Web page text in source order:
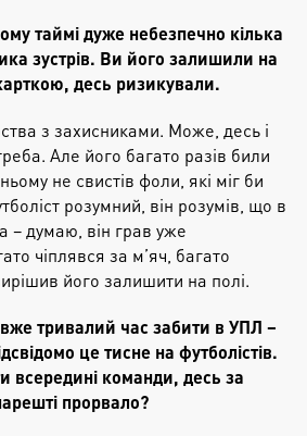
таймі дуже небезпечно кілька
зустрів. Ви його залишили на
десь ризикували.
з захисниками. Може, десь і
Але його багато разів били
не свистів фоли, які міг би
розумний, він розумів, що в
– думаю, він грав уже
чіплявся за м’яч, багато
його залишити на полі.
тривалий час забити в УПЛ –
це тисне на футболістів.
всередині команди, десь за
прорвало?